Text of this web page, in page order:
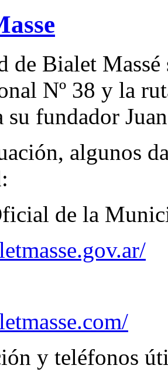
de Bialet Massé
Nº 38 y la
su fundador
algunos
de la
y teléfonos